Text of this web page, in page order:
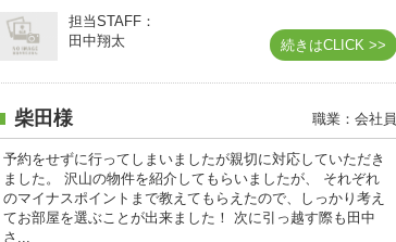
担当STAFF：
田中翔太
続きはCLICK >>
柴田様 職業：会社員
予約をせずに行ってしまいましたが親切に対応していただき
ました。 沢山の物件を紹介してもらいましたが、 それぞれ
のマイナスポイントまで教えてもらえたので、しっかり考え
てお部屋を選ぶことが出来ました！ 次に引っ越す際も田中
さ...